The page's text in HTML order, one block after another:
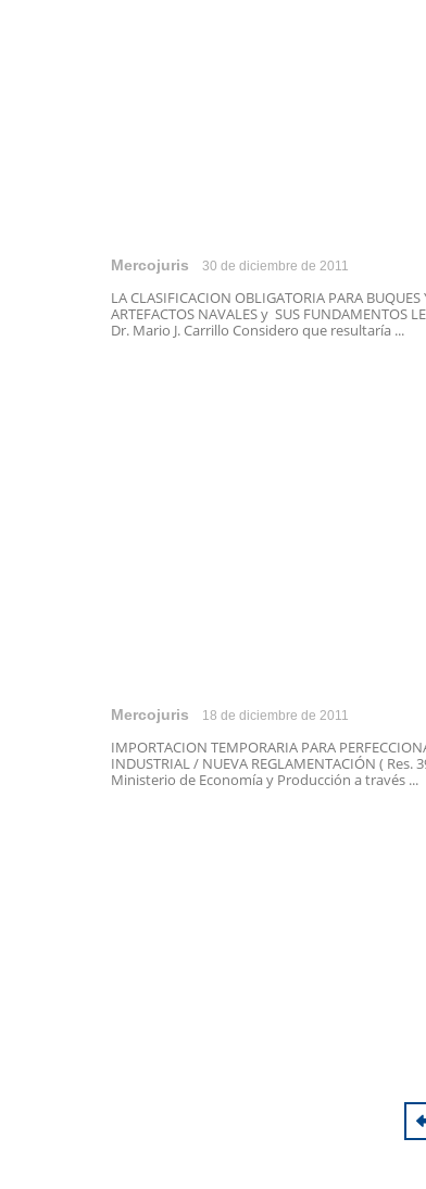
Mercojuris 30 de diciembre de 2011
LA CLASIFICACION OBLIGATORIA PARA BUQUES
ARTEFACTOS NAVALES y SUS FUNDAMENTOS
Dr. Mario J. Carrillo Considero que resultaría ...
Mercojuris 18 de diciembre de 2011
IMPORTACION TEMPORARIA PARA
INDUSTRIAL / NUEVA REGLAMENTACIÓN ( Res.
Ministerio de Economía y Producción a través ...